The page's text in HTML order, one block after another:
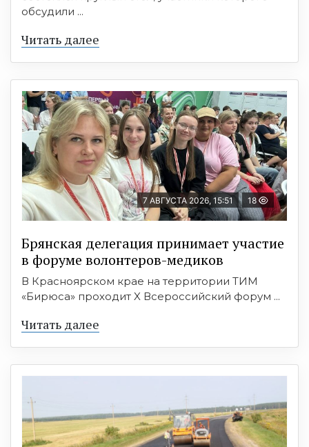
обсудили ...
Читать далее
7 АВГУСТА 2026, 15:51 18
Брянская делегация принимает участие
в форуме волонтеров-медиков
В Красноярском крае на территории ТИМ
«Бирюса» проходит X Всероссийский форум ...
Читать далее